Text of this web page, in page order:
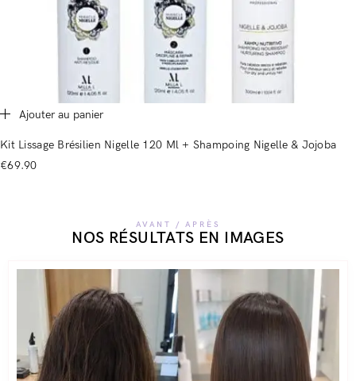
Ajouter au panier
Kit Lissage Brésilien Nigelle 120 Ml + Shampoing Nigelle & Jojoba
€69.90
AVANT / APRÈS
NOS RÉSULTATS EN IMAGES